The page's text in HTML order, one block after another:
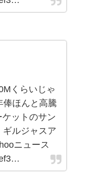
くらいじゃ
俸ほんと高騰
ケットのサン
ルジャスア
ニュース